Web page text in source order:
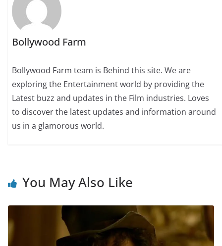
Bollywood Farm
Bollywood Farm team is Behind this site. We are
exploring the Entertainment world by providing the
Latest buzz and updates in the Film industries. Loves
to discover the latest updates and information around
us in a glamorous world.
You May Also Like